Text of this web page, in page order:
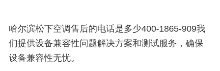
哈尔滨松下空调售后的电话是多少400-1865-909我
们提供设备兼容性问题解决方案和测试服务，确保
设备兼容性无忧。